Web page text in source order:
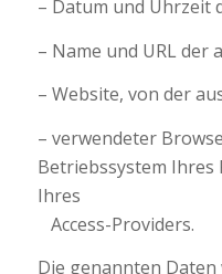
– Datum und Uhrzeit
– Name und URL der
– Website, von der
– verwendeter
Betriebssystem Ihres
Ihres
Access-Providers.
Die genannten